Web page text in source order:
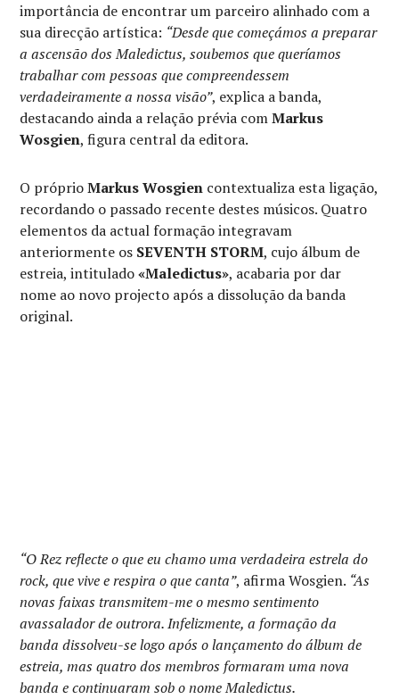
importância de encontrar um parceiro alinhado com a
sua direcção artística: “Desde que começámos a preparar
a ascensão dos Maledictus, soubemos que queríamos
trabalhar com pessoas que compreendessem
verdadeiramente a nossa visão”, explica a banda,
destacando ainda a relação prévia comMarkus
Wosgien, figura central da editora.
O próprioMarkus Wosgien contextualiza esta ligação,
recordando o passado recente destes músicos. Quatro
elementos da actual formação integravam
anteriormente os SEVENTH STORM, cujo álbum de
estreia, intitulado«Maledictus», acabaria por dar
nome ao novo projecto após a dissolução da banda
original.
“O Rez reflecte o que eu chamo uma verdadeira estrela do
rock, que vive e respira o que canta”, afirma Wosgien. “As
novas faixas transmitem-me o mesmo sentimento
avassalador de outrora. Infelizmente, a formação da
banda dissolveu-se logo após o lançamento do álbum de
estreia, mas quatro dos membros formaram uma nova
banda e continuaram sob o nome Maledictus.